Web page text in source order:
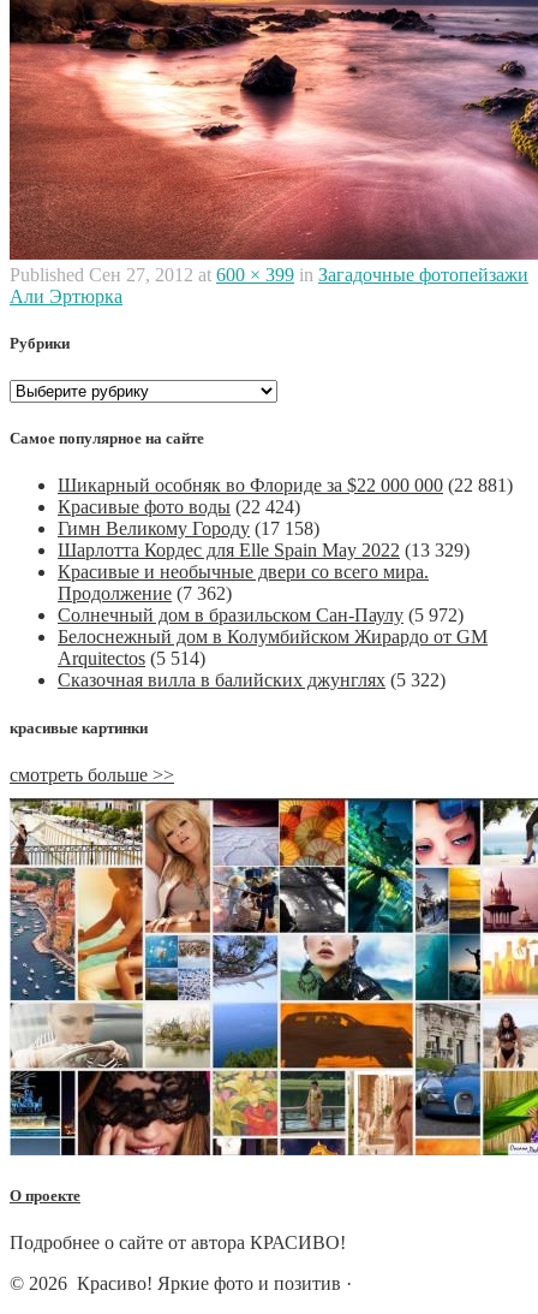
Published Сен 27, 2012 at 600 × 399 in Загадочные фотопейзажи
Али Эртюрка
Рубрики
Рубрики
Самое популярное на сайте
Шикарный особняк во Флориде за $22 000 000 (22 881)
Красивые фото воды (22 424)
Гимн Великому Городу (17 158)
Шарлотта Кордес для Elle Spain May 2022 (13 329)
Красивые и необычные двери со всего мира.
Продолжение (7 362)
Солнечный дом в бразильском Сан-Паулу (5 972)
Белоснежный дом в Колумбийском Жирардо от GM
Arquitectos (5 514)
Сказочная вилла в балийских джунглях (5 322)
красивые картинки
смотреть больше >>
О проекте
Подробнее о сайте от автора КРАСИВО!
© 2026 Красиво! Яркие фото и позитив ·